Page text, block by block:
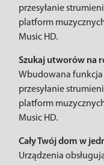
przesyłanie
platform
Music HD.
Szukaj utworów na
Wbudowana funkcja
przesyłanie
platform
Music HD.
Cały Twój dom w
Urządzenia